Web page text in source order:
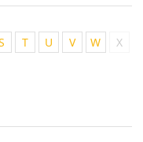
T U V W
X